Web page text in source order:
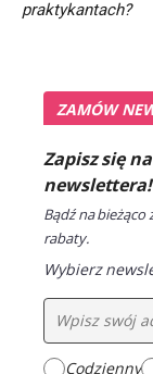
praktykantach?
ZAMÓW
Zapisz się
newslettera!
Bądź na
rabaty.
Wybierz
Codzienny